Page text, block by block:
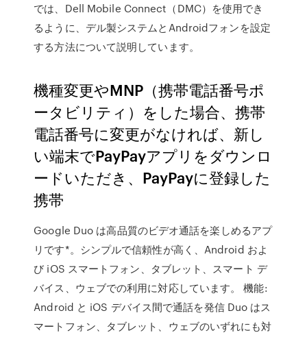
では、Dell Mobile Connect（DMC）を使用でき
るように、デル製システムとAndroidフォンを設定
する方法について説明しています。
機種変更やMNP（携帯電話番号ポ
ータビリティ）をした場合、携帯
電話番号に変更がなければ、新し
い端末でPayPayアプリをダウンロ
ードいただき、PayPayに登録した
携帯
Google Duo は高品質のビデオ通話を楽しめるアプ
リです*。シンプルで信頼性が高く、Android およ
び iOS スマートフォン、タブレット、スマート デ
バイス、ウェブでの利用に対応しています。 機能:
Android と iOS デバイス間で通話を発信 Duo はス
マートフォン、タブレット、ウェブのいずれにも対